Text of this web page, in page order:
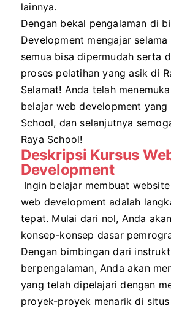
lainnya.
Dengan bekal pengalaman di
Development mengajar
semua bisa dipermudah serta
proses pelatihan yang asik di
Selamat! Anda telah
belajar web development yang
School, dan selanjutnya
Raya School!
Deskripsi Kursus
Development
Ingin belajar membuat
web development adalah
tepat. Mulai dari nol, Anda
konsep-konsep dasar
Dengan bimbingan dari
berpengalaman, Anda akan
yang telah dipelajari dengan
proyek-proyek menarik di